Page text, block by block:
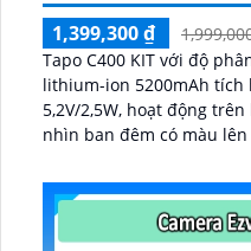
1,399,300 ₫
Tapo C400 KIT với độ
lithium-ion 5200mAh
5,2V/2,5W, hoạt động
nhìn ban đêm có màu
qua thẻ microSD lên đến